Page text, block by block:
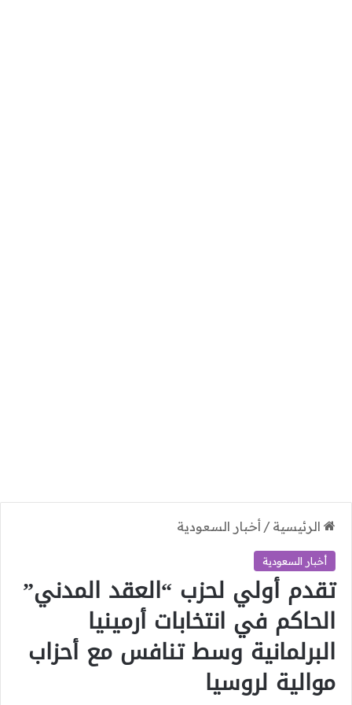
الرئيسية / أخبار السعودية
أخبار السعودية
تقدم أولي لحزب “العقد المدني”
الحاكم في انتخابات أرمينيا
البرلمانية وسط تنافس مع أحزاب
موالية لروسيا